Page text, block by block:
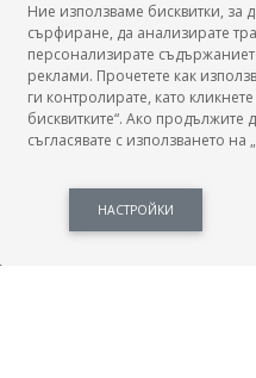
БГ
Новини, законови нормативи,
професии и трудови
Ние използваме бисквитки,
сърфиране, да анализирате
персонализирате
реклами. Прочетете как
ги контролирате, като
бисквитките“. Ако продължите
съгласявате с използването на
НАСТРОЙКИ